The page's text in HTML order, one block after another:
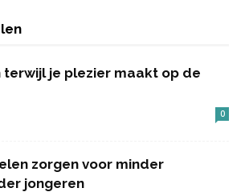
terwijl je plezier maakt op de
0
zorgen voor minder
jongeren